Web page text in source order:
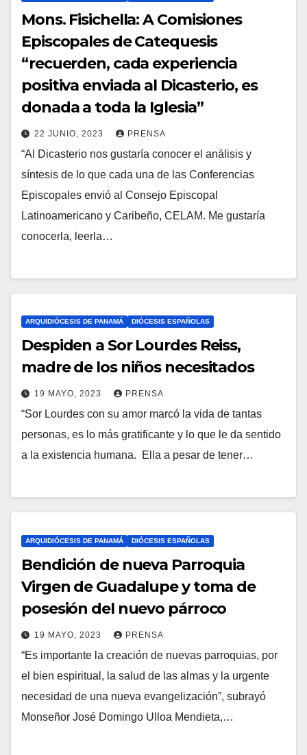
O
S
Mons. Fisichella: A Comisiones
Episcopales de Catequesis
“recuerden, cada experiencia
positiva enviada al Dicasterio, es
donada a toda la Iglesia”
22 JUNIO, 2023 PRENSA
N
O
H
A
O
E
N
O
“Al Dicasterio nos gustaría conocer el análisis y
síntesis de lo que cada una de las Conferencias
Episcopales envió al Consejo Episcopal
Latinoamericano y Caribeño, CELAM. Me gustaría
conocerla, leerla…
ARQUIDIÓCESIS DE PANAMÁ DIÓCESIS ESPAÑOLAS
Despiden a Sor Lourdes Reiss,
madre de los niños necesitados
19 MAYO, 2023 PRENSA
N
O
H
Y
O
M
R
I
O
S
“Sor Lourdes con su amor marcó la vida de tantas
personas, es lo más gratificante y lo que le da sentido
a la existencia humana. Ella a pesar de tener…
ARQUIDIÓCESIS DE PANAMÁ DIÓCESIS ESPAÑOLAS
Bendición de nueva Parroquia
Virgen de Guadalupe y toma de
posesión del nuevo párroco
19 MAYO, 2023 PRENSA
N
O
H
A
“Es importante la creación de nuevas parroquias, por
el bien espiritual, la salud de las almas y la urgente
necesidad de una nueva evangelización”, subrayó
Monseñor José Domingo Ulloa Mendieta,…